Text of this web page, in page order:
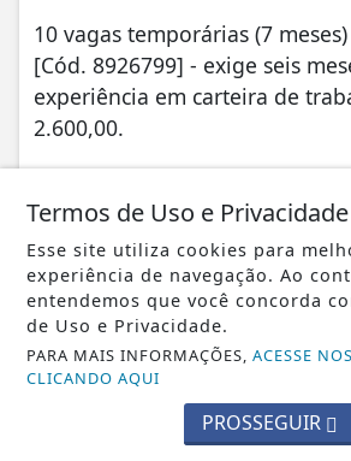
10 vagas temporárias (7
[Cód. 8926799] - exige seis
experiência em carteira de
2.600,00.
3 vagas - Pedreiro [Cód.
meses de experiência em
Salário R$ 2.630,00.
20 vagas - Pedreiro [Cód.
meses de experiência em
Salário R$ 2.466,20.
1 vaga - Pizzaiolo [Cód.
meses de experiência em
Termos de Uso e Privacidade
Esse site utiliza cookies para
experiência de navegação. Ao
entendemos que você concorda
de Uso e Privacidade.
PARA MAIS INFORMAÇÕES,ACESSE
CLICANDO AQUI
PROSSEGUIR